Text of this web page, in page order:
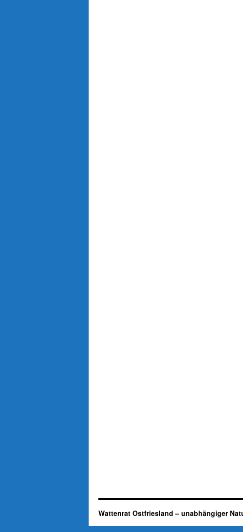
Wattenrat Ostfriesland – unabhängiger